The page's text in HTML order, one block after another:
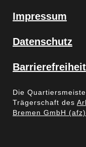
Impressum
Datenschutz
Barrierefreiheit
Die
Trägerschaft des
Bremen GmbH